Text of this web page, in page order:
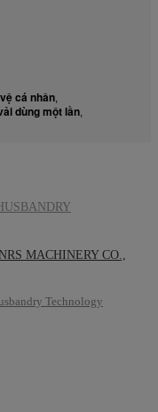
cá nhân,
dùng một lần,
MACHINERY CO.,
Technology